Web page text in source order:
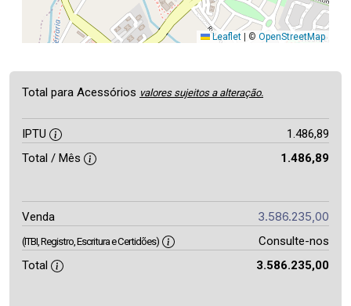
Leaflet | © OpenStreetMap
Total para Acessórios valores sujeitos a alteração.
IPTU
1.486,89
Total / Mês
1.486,89
Venda 3.586.235,00
(ITBI, Registro, Escritura e Certidões)
Consulte-nos
Total
3.586.235,00